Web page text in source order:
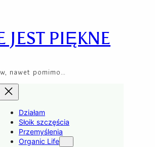
JEST PIĘKNE
nawet pomimo…
Działam
Słoik szczęścia
Przemyślenia
Organic Life